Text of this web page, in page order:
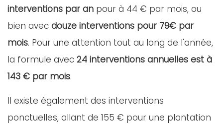
interventions par an pour à 44 € par mois, ou
bien avec douze interventions pour 79€ par
mois. Pour une attention tout au long de l'année,
la formule avec 24 interventions annuelles est à
143 € par mois.
Il existe également des interventions
ponctuelles, allant de 155 € pour une plantation